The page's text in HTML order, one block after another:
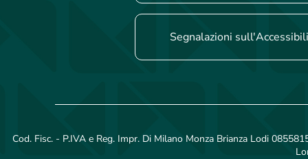
Segnalazioni
Cod. Fisc. - P.IVA e Reg. Impr. Di Milano Monza Brianza Lodi